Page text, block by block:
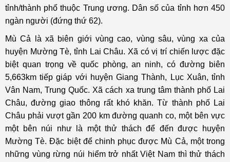
tỉnh/thành phố thuộc Trung ương. Dân số của tỉnh hơn 450
ngàn người (đứng thứ 62).
Mù Cả là xã biên giới vùng cao, vùng sâu, vùng xa của
huyện Mường Tè, tỉnh Lai Châu. Xã có vị trí chiến lược đặc
biệt quan trọng về quốc phòng, an ninh, có đường biên
5,663km tiếp giáp với huyện Giang Thành, Lục Xuân, tỉnh
Vân Nam, Trung Quốc. Xã cách xa trung tâm thành phố Lai
Châu, đường giao thông rất khó khăn. Từ thành phố Lai
Châu phải vượt gần 200 km đường quanh co, một bên vực
một bên núi như là một thử thách để đến được huyện
Mường Tè. Đặc biệt để chinh phục được Mù Cả, một trong
những vùng rừng núi hiểm trở nhất Việt Nam thì thử thách